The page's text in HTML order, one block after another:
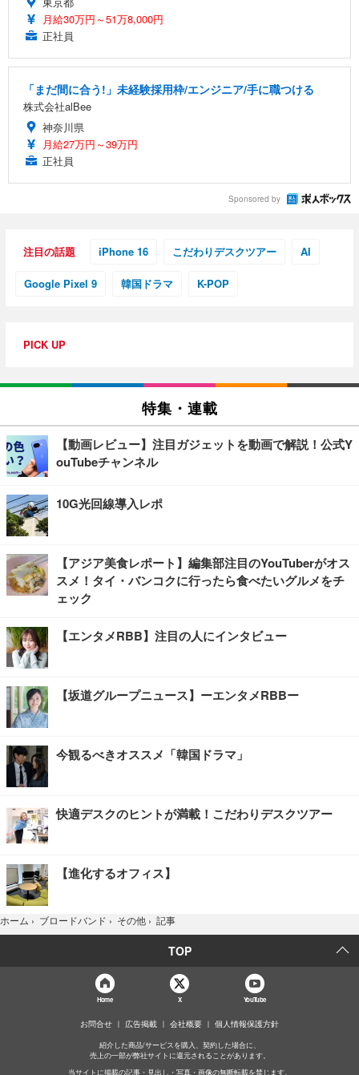
月給30万円～51万8,000円
正社員
「まだ間に合う!」未経験採用枠/エンジニア/手に職つける
株式会社alBee
神奈川県
月給27万円～39万円
正社員
Sponsored by
注目の話題 iPhone 16 こだわりデスクツアー AI
Google Pixel 9 韓国ドラマ K-POP
PICK UP
特集・連載
【動画レビュー】注目ガジェットを動画で解説！公式Y
ouTubeチャンネル
10G光回線導入レポ
【アジア美食レポート】編集部注目のYouTuberがオス
スメ！タイ・バンコクに行ったら食べたいグルメをチ
ェック
【エンタメRBB】注目の人にインタビュー
【坂道グループニュース】ーエンタメRBBー
今観るべきオススメ「韓国ドラマ」
快適デスクのヒントが満載！こだわりデスクツアー
【進化するオフィス】
ホーム › ブロードバンド › その他 › 記事
TOP
Home X YouTube
お問合せ 広告掲載 会社概要 個人情報保護方針
紹介した商品/サービスを購入、契約した場合に、
売上の一部が弊社サイトに還元されることがあります。
当サイトに掲載の記事・見出し・写真・画像の無断転載を禁じます。